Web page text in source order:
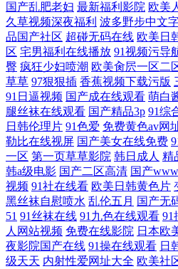
国产乱肥老妇 最新福利影院 欧美
久草视频深夜福利 波多野步中文
品国产社区 超碰无码在线 欧美日
区 宅男福利在线播放 91视频污导
臀 疯狂少妇喷潮 欧美肏屄一区二
草草 97狠狠插 香蕉视频下载污版
91日逼视频 国产成在线观看 萌白
腿丝袜在线观看 国产精品3p 91综
日韩伦理片 91色爱 免费黄色av网
勒比在线视屏 国产美女在线免费
一区 第一页草草影院 韩日成人 精
韩a级电影 国产二区高清 国产
视频 91社在线看 欧美日韩黄色片
黑丝袜自慰喷水 乱伦五月 国产无
51 91丝袜在线 91九色在线观看 91
人网站视频 免费在线影院 日本欧
夜影院国产在线 91操在线观看 日
级天天 内射性爱网址大全 欧美社